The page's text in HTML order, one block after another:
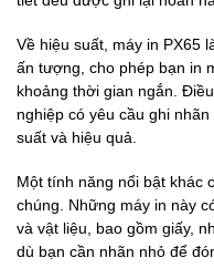
Về hiệu suất, máy in PX65
ấn tượng, cho phép bạn in
khoảng thời gian ngắn.
nghiệp có yêu cầu ghi
suất và hiệu quả.
Một tính năng nổi bật khác
chúng. Những máy in này
và vật liệu, bao gồm giấy,
dù bạn cần nhãn nhỏ để